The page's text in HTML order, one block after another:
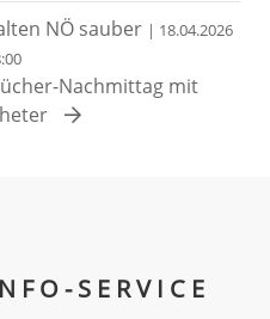
NÖ sauber | 18.04.2026
Nachmittag mit
SERVICE